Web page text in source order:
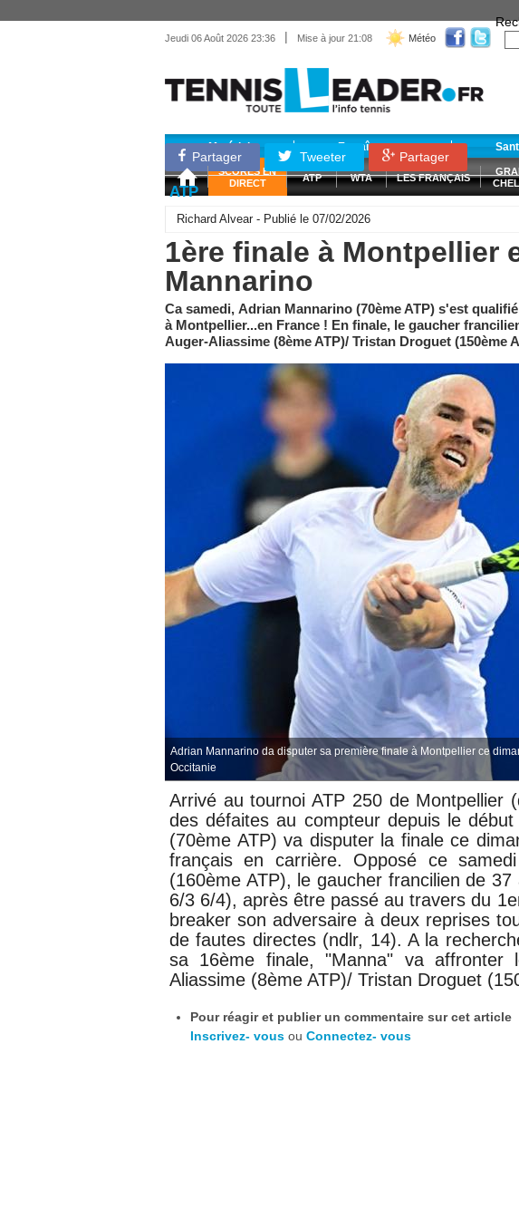
Jeudi 06 Août 2026 23:36 | Mise à jour 21:08 Météo
Matériel Entraînement
SCORES EN
DIRECT
ATP WTA LES FRANÇAIS
Partager Tweeter Partager
ATP
Richard Alvear - Publié le 07/02/2026
1ère finale à Montpellier
Mannarino
Ca samedi, Adrian Mannarino (70ème ATP) s'est
à Montpellier...en France ! En finale, le gaucher
Auger-Aliassime (8ème ATP)/ Tristan Droguet (150ème
Adrian Mannarino da disputer sa première finale à Montpellier ce
Occitanie
Arrivé autournoi ATP 250 de Montpellier
des défaites au compteur depuis le début
(70ème ATP) va disputer la finale ce
français en carrière. Opposé ce samedi
(160ème ATP), le gaucher francilien de
6/3 6/4), après être passé au travers du
breaker son adversaire à deux reprises
de fautes directes (ndlr, 14). A la
sa 16ème finale, "Manna" va affronter
Aliassime (8ème ATP)/ Tristan Droguet
Pour réagir et publier un commentaire sur cet article
Inscrivez- vous ou Connectez- vous